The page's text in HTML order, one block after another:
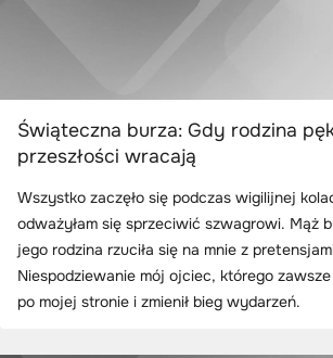
Świąteczna burza: Gdy rodzina
przeszłości wracają
Wszystko zaczęło się podczas wigilijnej
odważyłam się sprzeciwić szwagrowi. Mąż
jego rodzina rzuciła się na mnie z
Niespodziewanie mój ojciec, którego zawsze
po mojej stronie i zmienił bieg wydarzeń.